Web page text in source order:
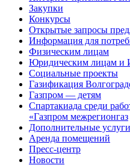
Закупки
Конкурсы
Открытые запросы
Информация для
Физическим лицам
Юридическим лицам и
Социальные проекты
Газификация
Газпром — детям
Спартакиада среди
«Газпром межрегионгаз
Дополнительные услуги
Аренда помещений
Пресс-центр
Новости